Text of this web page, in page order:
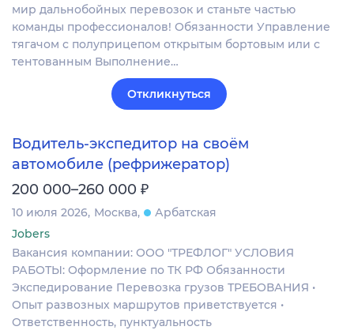
мир дальнобойных перевозок и станьте частью
команды профессионалов! Обязанности Управление
тягачом с полуприцепом открытым бортовым или с
тентованным Выполнение…
Откликнуться
Водитель-экспедитор на своём
автомобиле (рефрижератор)
200 000–260 000 ₽
10 июля 2026 Москва
Арбатская
Jobers
Вакансия компании: ООО "ТРЕФЛОГ" УСЛОВИЯ
РАБОТЫ: Оформление по ТК РФ Обязанности
Экспедирование Перевозка грузов ТРЕБОВАНИЯ •
Опыт развозных маршрутов приветствуется •
Ответственность, пунктуальность